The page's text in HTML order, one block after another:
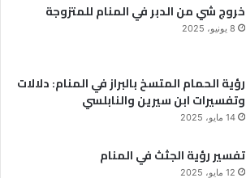
خروج شي من الدبر في المنام للمتزوجة
8 يونيو، 2025
رؤية الحمام المتسخ بالبراز في المنام: دلالات
وتفسيرات ابن سيرين والنابلسي
14 مايو، 2025
تفسير رؤية الجثث في المنام
12 مايو، 2025